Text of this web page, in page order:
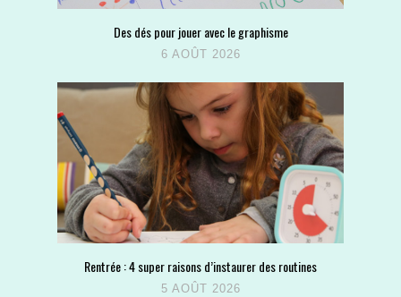
Des dés pour jouer avec le graphisme
6 AOÛT 2026
Rentrée : 4 super raisons d’instaurer des routines
5 AOÛT 2026